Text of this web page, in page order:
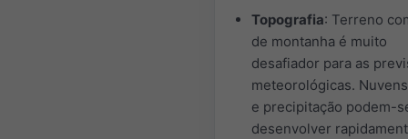
Topografia: Terreno
de montanha é muito
desafiador para as
meteorológicas.
e precipitação podem-
desenvolver